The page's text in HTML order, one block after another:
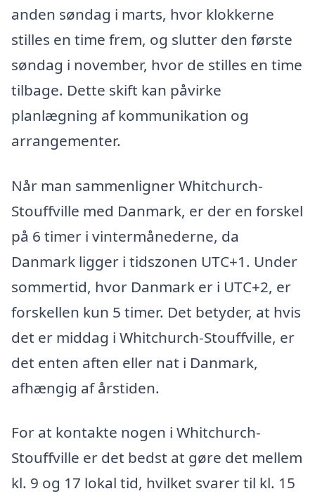
anden søndag i marts, hvor klokkerne
stilles en time frem, og slutter den første
søndag i november, hvor de stilles en time
tilbage. Dette skift kan påvirke
planlægning af kommunikation og
arrangementer.
Når man sammenligner Whitchurch-
Stouffville med Danmark, er der en forskel
på 6 timer i vintermånederne, da
Danmark ligger i tidszonen UTC+1. Under
sommertid, hvor Danmark er i UTC+2, er
forskellen kun 5 timer. Det betyder, at hvis
det er middag i Whitchurch-Stouffville, er
det enten aften eller nat i Danmark,
afhængig af årstiden.
For at kontakte nogen i Whitchurch-
Stouffville er det bedst at gøre det mellem
kl. 9 og 17 lokal tid, hvilket svarer til kl. 15